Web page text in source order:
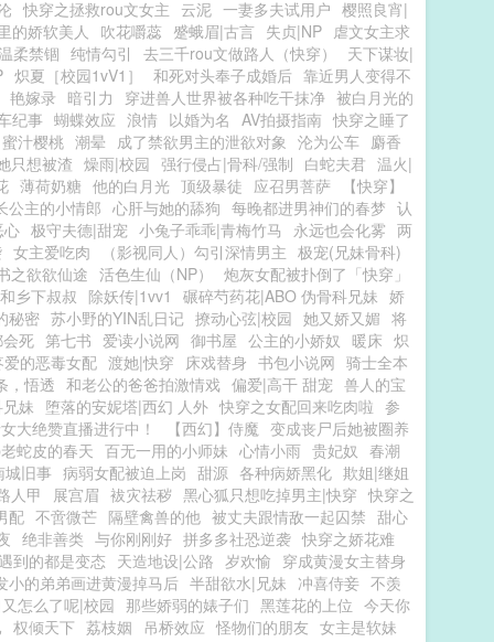
快穿之拯救rou文女主 云泥 一妻多夫试用户 樱照良宵|
的娇软美人 吹花嚼蕊 蹙蛾眉|古言 失贞|NP 虐文女主求
柔禁锢 纯情勾引 去三千rou文做路人（快穿）
天下谋妆|
炽夏［校园1vV1］ 和死对头奉子成婚后 靠近男人变得不
艳嫁录 暗引力 穿进兽人世界被各种吃干抹净 被白月光的
纪事 蝴蝶效应 浪情 以婚为名 AV拍摄指南 快穿之睡了
蜜汁樱桃 潮晕 成了禁欲男主的泄欲对象 沦为公车 麝香
只想被渣 燥雨|校园 强行侵占|骨科/强制 白蛇夫君 温火|
薄荷奶糖 他的白月光 顶级暴徒 应召男菩萨
【快穿】
公主的小情郎 心肝与她的舔狗 每晚都进男神们的春梦 认
心 极守夫德|甜宠 小兔子乖乖|青梅竹马 永远也会化雾 两
女主爱吃肉 （影视同人）勾引深情男主 极宠(兄妹骨科)
之欲欲仙途 活色生仙（NP）
炮灰女配被扑倒了「快穿」
乡下叔叔 除妖传|1vv1 碾碎芍药花|ABO 伪骨科兄妹 娇
秘密 苏小野的YIN乱日记 撩动心弦|校园 她又娇又媚 将
死 第七书 爱读小说网 御书屋 公主的小娇奴 暖床 炽
爱的恶毒女配 渡她|快穿 床戏替身 书包小说网 骑士全本
，悟透 和老公的爸爸拍激情戏 偏爱|高干 甜宠 兽人的宝
妹 堕落的安妮塔|西幻 人外 快穿之女配回来吃肉啦 参
大绝赞直播进行中！ 【西幻】侍魔 变成丧尸后她被圈养
蛇皮的春天 百无一用的小师妹 心情小雨 贵妃奴 春潮
城旧事 病弱女配被迫上岗 甜源 各种病娇黑化 欺姐|继姐
人甲 展宫眉 袚灾祛秽 黑心狐只想吃掉男主|快穿 快穿之
配 不啻微芒 隔壁禽兽的他 被丈夫跟情敌一起囚禁 甜心
绝非善类 与你刚刚好 拼多多社恐逆袭 快穿之娇花难
到的都是变态 天造地设|公路 岁欢愉 穿成黄漫女主替身
小的弟弟画进黄漫掉马后 半甜欲水|兄妹 冲喜侍妾 不羡
怎么了呢|校园 那些娇弱的婊子们 黑莲花的上位 今天你
权倾天下 荔枝姻 吊桥效应 怪物们的朋友 女主是软妹